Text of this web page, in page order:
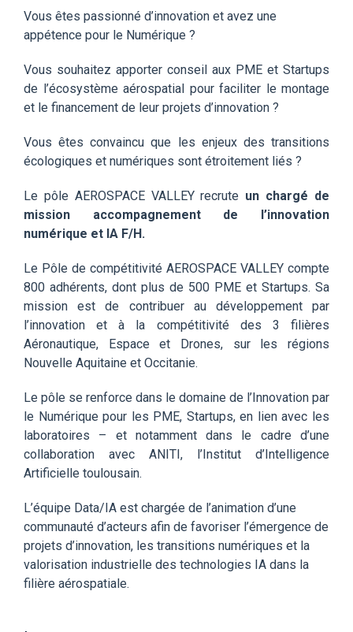
Vous êtes passionné d’innovation et avez une
appétence pour le Numérique ?
Vous souhaitez apporter conseil aux PME et Startups
de l’écosystème aérospatial pour faciliter le montage
et le financement de leur projets d’innovation ?
Vous êtes convaincu que les enjeux des transitions
écologiques et numériques sont étroitement liés ?
Le pôle AEROSPACE VALLEY recrute un chargé de
mission accompagnement de l’innovation
numérique et IA F/H.
Le Pôle de compétitivité AEROSPACE VALLEY compte
800 adhérents, dont plus de 500 PME et Startups. Sa
mission est de contribuer au développement par
l’innovation et à la compétitivité des 3 filières
Aéronautique, Espace et Drones, sur les régions
Nouvelle Aquitaine et Occitanie.
Le pôle se renforce dans le domaine de l’Innovation par
le Numérique pour les PME, Startups, en lien avec les
laboratoires – et notamment dans le cadre d’une
collaboration avec ANITI, l’Institut d’Intelligence
Artificielle toulousain.
L’équipe Data/IA est chargée de l’animation d’une
communauté d’acteurs afin de favoriser l’émergence de
projets d’innovation, les transitions numériques et la
valorisation industrielle des technologies IA dans la
filière aérospatiale.